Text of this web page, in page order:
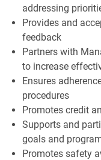
addressing
Provides and
feedback
Partners with
to increase
Ensures
procedures
Promotes credit
Supports and
goals and
Promotes safety